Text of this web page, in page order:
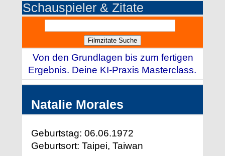
Schauspieler & Zitate
Von den Grundlagen bis zum fertigen
Ergebnis. Deine KI-Praxis Masterclass.
Natalie Morales
Geburtstag: 06.06.1972
Geburtsort: Taipei, Taiwan